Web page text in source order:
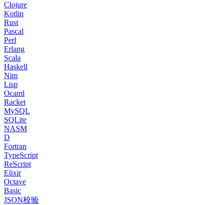
Clojure
Kotlin
Rust
Pascal
Perl
Erlang
Scala
Haskell
Nim
Lisp
Ocaml
Racket
MySQL
SQLite
NASM
D
Fortran
TypeScript
ReScript
Elixir
Octave
Basic
JSON校验